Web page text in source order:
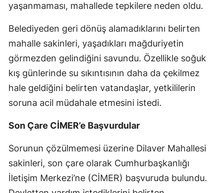
yaşanmaması, mahallede tepkilere neden oldu.
Belediyeden geri dönüş alamadıklarını belirten
mahalle sakinleri, yaşadıkları mağduriyetin
görmezden gelindiğini savundu. Özellikle soğuk
kış günlerinde su sıkıntısının daha da çekilmez
hale geldiğini belirten vatandaşlar, yetkililerin
soruna acil müdahale etmesini istedi.
Son Çare CİMER’e Başvurdular
Sorunun çözülmemesi üzerine Dilaver Mahallesi
sakinleri, son çare olarak Cumhurbaşkanlığı
İletişim Merkezi’ne (CİMER) başvuruda bulundu.